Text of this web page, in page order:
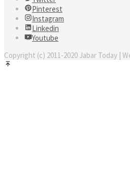
Pinterest
Instagram
Linkedin
Youtube
Copyright (c) 2011-2020 Jabar Today |